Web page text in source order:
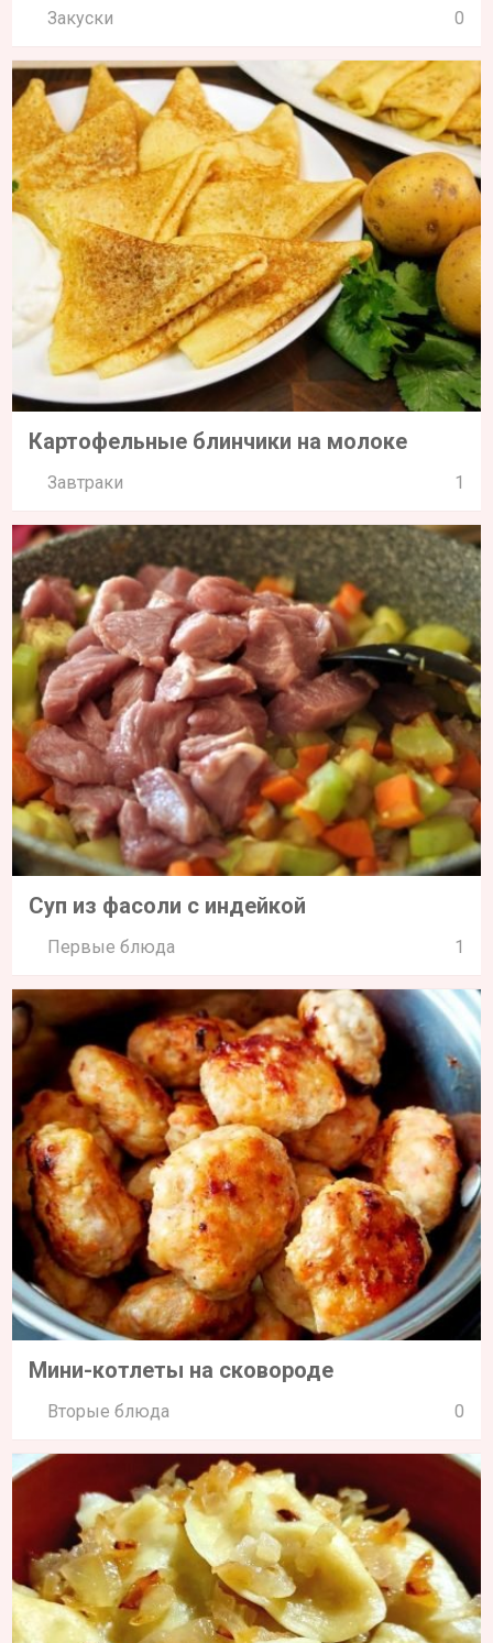
Закуски 0
Картофельные блинчики на молоке
Завтраки 1
Суп из фасоли с индейкой
Первые блюда 1
Мини-котлеты на сковороде
Вторые блюда 0